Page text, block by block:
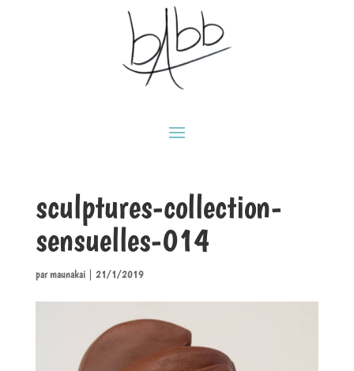
sculptures-collection-
sensuelles-014
par maunakai| 21/1/2019